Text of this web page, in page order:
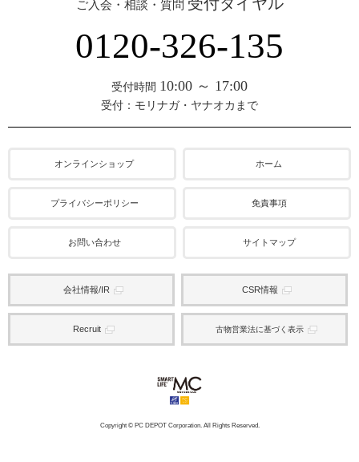
ご入会・相談・質問
0120-326-135
受付時間 10:00 ～ 17:00
受付：モリナガ・ヤナオカまで
オンラインショップ ホーム
プライバシーポリシー 免責事項
お問い合わせ サイトマップ
会社情報/IR CSR情報
Recruit 古物営業法に基づく表示
Copyright © PC DEPOT Corporation. All Rights Reserved.